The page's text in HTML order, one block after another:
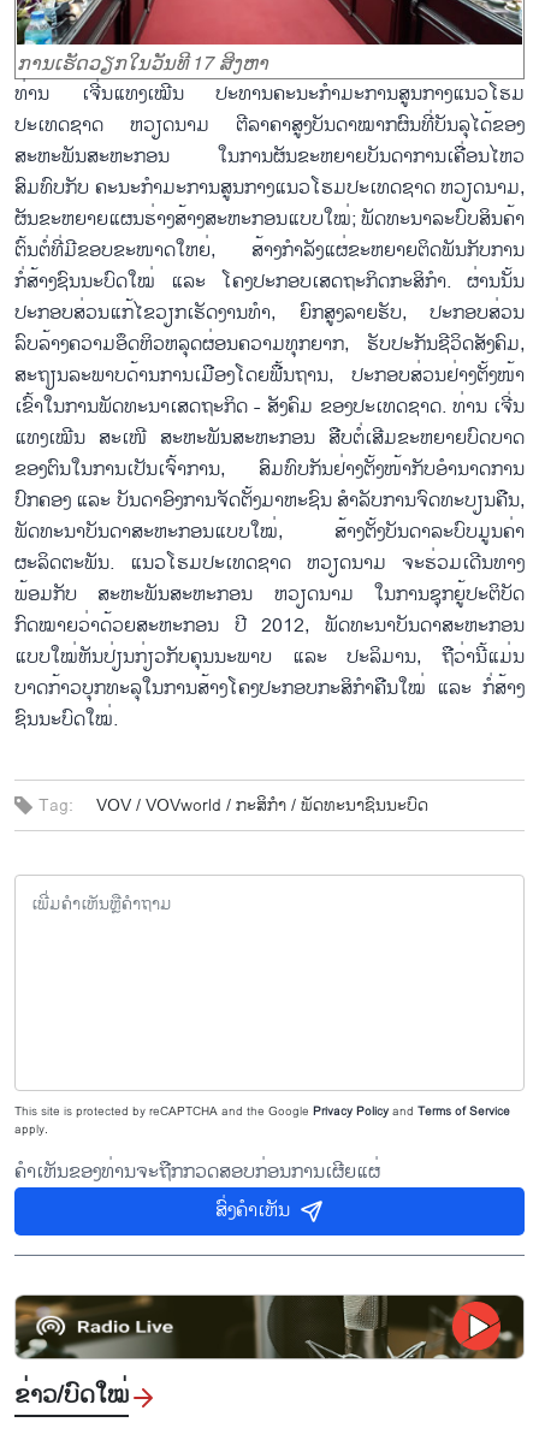
ການເຮັດວຽກໃນວັນທີ 17 ສິງຫາ
ທ່ານ ເຈີ່ນແທງເໝີນ ປະທານຄະນະກຳມະການສູນກາງແນວໂຮມ
ປະເທດຊາດ ຫວຽດນາມ ຕີລາຄາສູງບັນດາໝາກຜົນທີ່ບັນລຸໄດ້ຂອງ
ສະຫະພັນສະຫະກອນ ໃນການຜັນຂະຫຍາຍບັນດາການເຄື່ອນໄຫວ
ສົມທົບກັບ ຄະນະກຳມະການສູນກາງແນວໂຮມປະເທດຊາດ ຫວຽດນາມ,
ຜັນຂະຫຍາຍແຜນຮ່າງສ້າງສະຫະກອນແບບໃໝ່; ພັດທະນາລະບົບສິນຄ້າ
ຕົ້ນຕໍ່ທີ່ມີຂອບຂະໜາດໃຫຍ່, ສ້າງກຳລັງແຜ່ຂະຫຍາຍຕິດພັນກັບການ
ກໍ່ສ້າງຊົນນະບົດໃໝ່ ແລະ ໂຄງປະກອບເສດຖະກິດກະສິກຳ. ຜ່ານນັ້ນ
ປະກອບສ່ວນແກ້ໄຂວຽກເຮັດງານທຳ, ຍົກສູງລາຍຮັບ, ປະກອບສ່ວນ
ລົບລ້າງຄວາມອຶດຫິວຫລຸດຜ່ອນຄວາມທຸກຍາກ, ຮັບປະກັນຊີວິດສັງຄົມ,
ສະຖຽນລະພາບດ້ານການເມືອງໂດຍພື້ນຖານ, ປະກອບສ່ວນຢ່າງຕັ້ງໜ້າ
ເຂົ້າໃນການພັດທະນາເສດຖະກິດ - ສັງຄົມ ຂອງປະເທດຊາດ. ທ່ານ ເຈີ່ນ
ແທງເໝີນ ສະເໜີ ສະຫະພັນສະຫະກອນ ສືບຕໍ່ເສີມຂະຫຍາຍບົດບາດ
ຂອງຕົນໃນການເປັນເຈົ້າການ, ສົມທົບກັນຢ່າງຕັ້ງໜ້າກັບອຳນາດການ
ປົກຄອງ ແລະ ບັນດາອົງການຈັດຕັ້ງມາຫະຊົນ ສຳລັບການຈົດທະບຽນຄືນ,
ພັດທະນາບັນດາສະຫະກອນແບບໃໝ່, ສ້າງຕັ້ງບັນດາລະບົບມູນຄ່າ
ຜະລິດຕະພັນ. ແນວໂຮມປະເທດຊາດ ຫວຽດນາມ ຈະຮ່ວມເດີນທາງ
ພ້ອມກັບ ສະຫະພັນສະຫະກອນ ຫວຽດນາມ ໃນການຊຸກຍູ້ປະຕິບັດ
ກົດໝາຍວ່າດ້ວຍສະຫະກອນ ປີ 2012, ພັດທະນາບັນດາສະຫະກອນ
ແບບໃໝ່ຫັນປ່ຽນກ່ຽວກັບຄຸນນະພາບ ແລະ ປະລິມານ, ຖືວ່ານີ້ແມ່ນ
ບາດກ້າວບຸກທະລຸໃນການສ້າງໂຄງປະກອບກະສິກຳຄືນໃໝ່ ແລະ ກໍ່ສ້າງ
ຊົນນະບົດໃໝ່.
Tag: VOV /VOVworld /ກະ​ສິ​ກຳ /ພັດ​ທະ​ນາ​ຊົນ​ນະ​ບົດ
This site is protected by reCAPTCHA and the Google Privacy Policyand Terms of Service
apply.
ຄຳເຫັນຂອງທ່ານຈະຖືກກວດສອບກ່ອນການເຜີຍແຜ່
ສົ່ງຄຳເຫັນ
ຂ່າວ/ບົດ​ໃໝ່